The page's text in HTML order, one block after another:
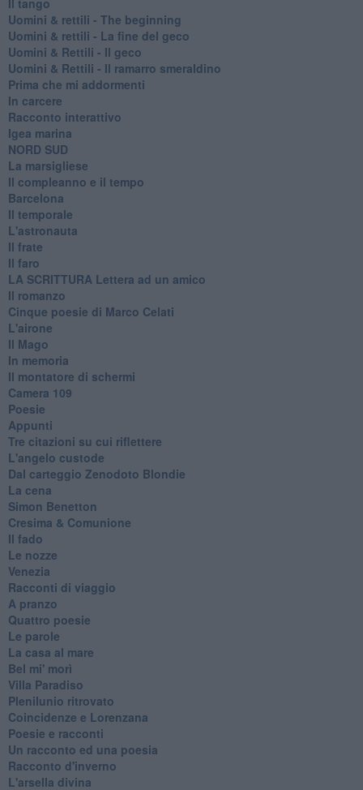
Il tango
​Uomini & rettili - The beginning
​Uomini & rettili - La fine del geco
Uomini & Rettili - Il geco
Uomini & Rettili - Il ramarro smeraldino
Prima che mi addormenti
In carcere
Racconto interattivo
Igea marina
​NORD SUD
La marsigliese
Il compleanno e il tempo
Barcelona
Il temporale
L'astronauta
Il frate
Il faro
​LA SCRITTURA Lettera ad un amico
Il romanzo
Cinque poesie di Marco Celati
L'airone
Il Mago
In memoria
Il montatore di schermi
Camera 109
Poesie
Appunti
Tre citazioni su cui riflettere
L'angelo custode
Dal carteggio Zenodoto Blondie
La cena
Simon Benetton
Cresima & Comunione
Il fado
Le nozze
Venezia
Racconti di viaggio
A pranzo
Quattro poesie
Le parole
La casa al mare
Bel mi' morì
Villa Paradiso
Plenilunio ritrovato
Coincidenze e Lorenzana
Poesie e racconti
Un racconto ed una poesia
Racconto d'inverno
​L'arsella divina